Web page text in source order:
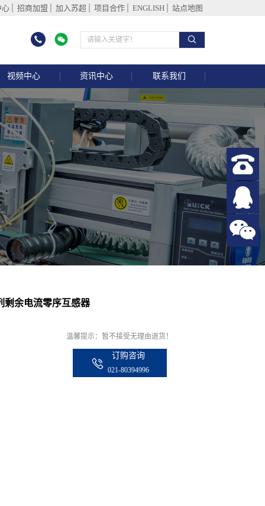
心 招商加盟 加入苏超 项目合作 ENGLISH 站点地图
显网络码电压表
模块 8路时控模块
)
视频中心 资讯中心 联系我们
剩余电流零序互感器
温馨提示：暂不接受无理由退货！
订购咨询
021-80394996